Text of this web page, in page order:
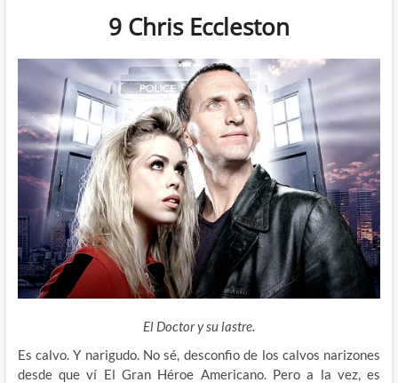
9 Chris Eccleston
El Doctor y su lastre.
Es calvo. Y narigudo. No sé, desconfio de los calvos narizones
desde que ví El Gran Héroe Americano. Pero a la vez, es